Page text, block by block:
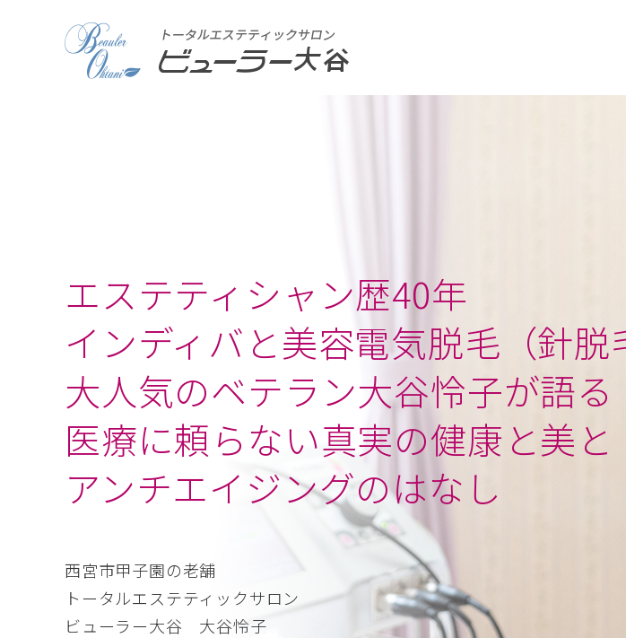
エステティシャン歴40年
インディバと美容電気脱毛（針脱
大人気のベテラン大谷怜子が語る
医療に頼らない真実の健康と美と
アンチエイジングのはなし
西宮市甲子園の老舗
トータルエステティックサロン
ビューラー大谷 大谷怜子